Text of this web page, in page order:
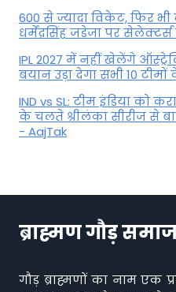
600 से ज्यादा विकेट, फिर भी
धर्मेंद्रसिंह जडेजा पर
IPL 2027 में नहीं खेलेंगे
बयान उड़ा देगा सभी 10 टीमों
IND vs SL: टीम इंड‍िया को
के चलते श्रीलंका सीरीज से
- AajTak
ब्राह्मण गौड़
गौड़ ब्राह्मणों का नाम एक